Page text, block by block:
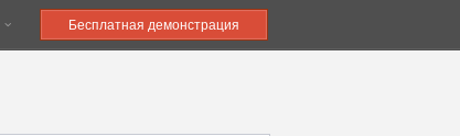
Бесплатная демонстрация